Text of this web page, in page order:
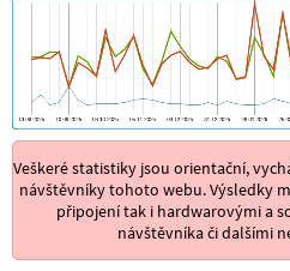
Veškeré statistiky jsou orientační,
návštěvníky tohoto webu. Výsledky
připojení tak i hardwarovými a
návštěvníka či dalšími